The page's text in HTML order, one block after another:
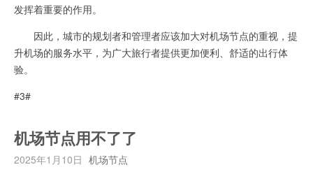
发挥着重要的作用。
因此，城市的规划者和管理者应该加大对机场节点的重视，提
升机场的服务水平，为广大旅行者提供更加便利、舒适的出行体
验。
#3#
机场节点用不了了
2025年1月10日 机场节点